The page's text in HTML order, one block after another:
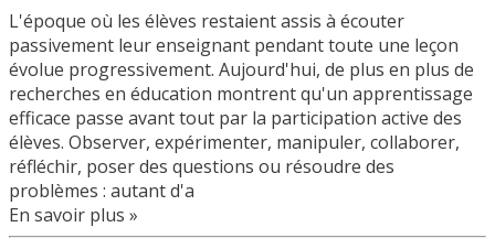
L'époque où les élèves restaient assis à écouter
passivement leur enseignant pendant toute une leçon
évolue progressivement. Aujourd'hui, de plus en plus de
recherches en éducation montrent qu'un apprentissage
efficace passe avant tout par la participation active des
élèves. Observer, expérimenter, manipuler, collaborer,
réfléchir, poser des questions ou résoudre des
problèmes : autant d'a
En savoir plus »